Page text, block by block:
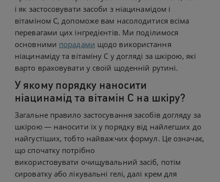
і як застосовувати засоби з ніацинамідом і
вітаміном С, допоможе вам насолодитися всіма
перевагами цих інгредієнтів. Ми поділимося
основними порадами щодо використання
ніацинаміду та вітаміну С у догляді за шкірою, які
варто враховувати у своїй щоденній рутині.
У якому порядку наносити
ніацинамід та вітамін С на шкіру?
Загальне правило застосування засобів догляду за
шкірою — наносити їх у порядку від найлегших до
найгустіших, тобто найважчих формул. Це означає,
що спочатку потрібно
використовувати очищувальний засіб, потім
сироватку або лікувальні гелі, далі крем для